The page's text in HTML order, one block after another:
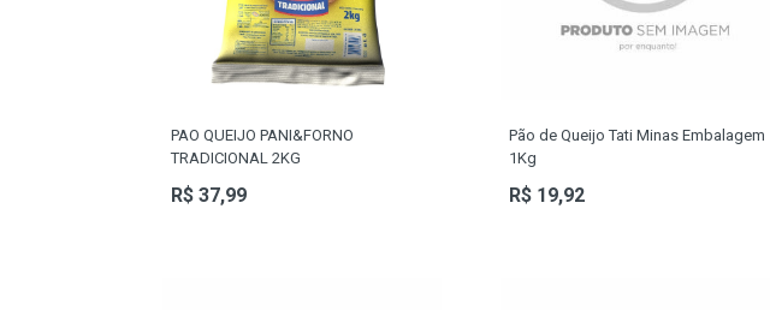
CORRENTES
PAO QUEIJO PANI&FORNO
TRADICIONAL 2KG
R$ 37,99
Pão de Queijo Tati Minas Embalagem
1Kg
R$ 19,92